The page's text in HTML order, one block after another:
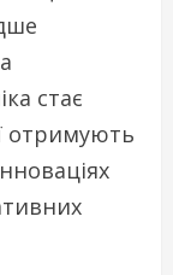
стає
отримують